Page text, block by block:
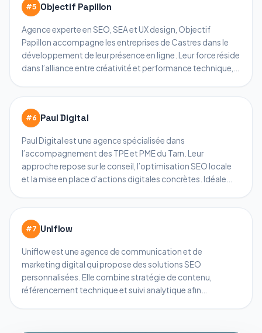
#5 Objectif Papillon
Agence experte en SEO, SEA et UX design, Objectif
Papillon accompagne les entreprises de Castres dans le
développement de leur présence en ligne. Leur force réside
dans l’alliance entre créativité et performance technique,
#6 Paul Digital
Paul Digital est une agence spécialisée dans
l’accompagnement des TPE et PME du Tarn. Leur
approche repose sur le conseil, l’optimisation SEO locale
et la mise en place d’actions digitales concrètes. Idéale
#7 Uniflow
Uniflow est une agence de communication et de
marketing digital qui propose des solutions SEO
personnalisées. Elle combine stratégie de contenu,
référencement technique et suivi analytique afin